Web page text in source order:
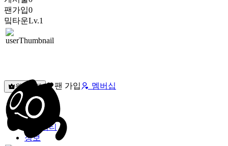
팬가입0
밐타운Lv.1
원픽선택 팬 가입 멤버십
밐타운
피드
커뮤니티
정보